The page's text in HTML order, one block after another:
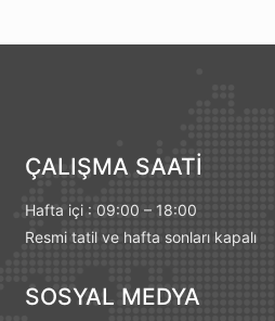
ÇALIŞMA SAATİ
Hafta içi : 09:00 – 18:00
Resmi tatil ve hafta sonları kapalı
SOSYAL MEDYA